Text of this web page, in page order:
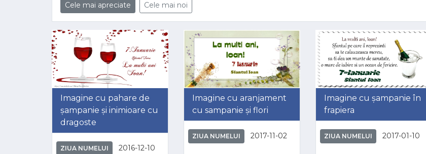
Cele mai apreciate Cele mai noi
Imagine cu pahare de
șampanie și inimioare cu
dragoste
ZIUA NUMELUI 2016-12-10
Imagine cu aranjament
cu sampanie și flori
ZIUA NUMELUI 2017-11-02
Imagine cu șampanie în
frapiera
ZIUA NUMELUI 2017-01-10